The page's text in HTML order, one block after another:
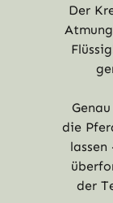
Der
die
der